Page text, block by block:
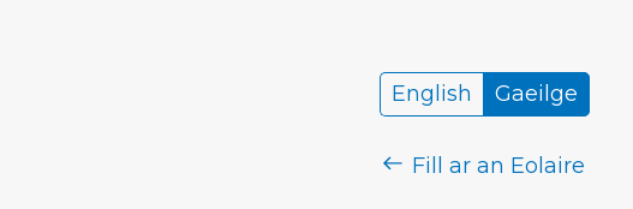
English Gaeilge
Fill ar an Eolaire